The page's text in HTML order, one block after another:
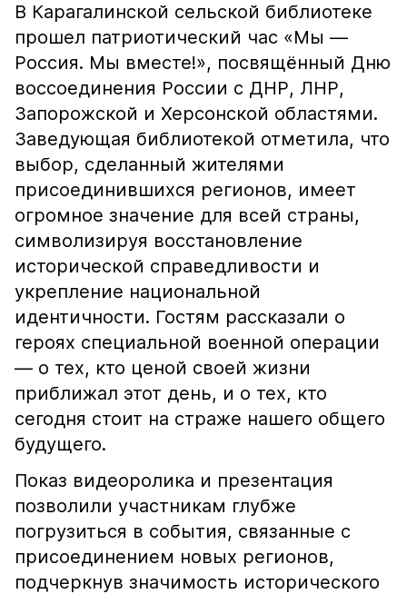
В Карагалинской сельской библиотеке
прошел патриотический час «Мы —
Россия. Мы вместе!», посвящённый Дню
воссоединения России с ДНР, ЛНР,
Запорожской и Херсонской областями.
Заведующая библиотекой отметила, что
выбор, сделанный жителями
присоединившихся регионов, имеет
огромное значение для всей страны,
символизируя восстановление
исторической справедливости и
укрепление национальной
идентичности. Гостям рассказали о
героях специальной военной операции
— о тех, кто ценой своей жизни
приближал этот день, и о тех, кто
сегодня стоит на страже нашего общего
будущего.
Показ видеоролика и презентация
позволили участникам глубже
погрузиться в события, связанные с
присоединением новых регионов,
подчеркнув значимость исторического